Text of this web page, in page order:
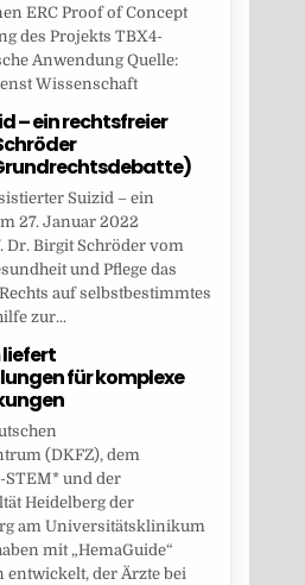
ERC Proof of Concept
des Projekts TBX4-
Anwendung Quelle:
Wissenschaft
– ein rechtsfreier
Suizid – ein
27. Januar 2022
Dr. Birgit Schröder vom
und Pflege das
auf selbstbestimmtes
zur...
liefert
für komplexe
(DKFZ), dem
und der
Heidelberg der
am Universitätsklinikum
mit „HemaGuide“
entwickelt, der Ärzte bei